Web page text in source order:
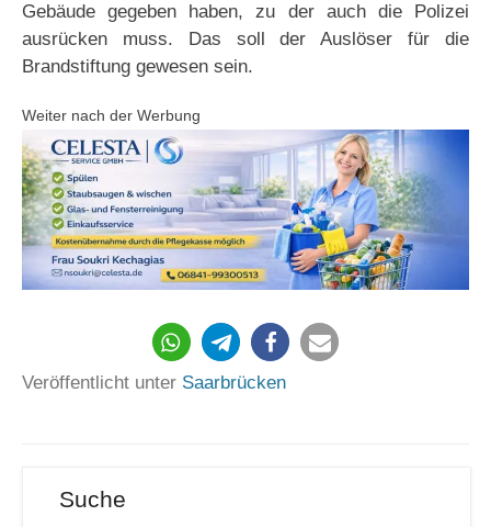
Gebäude gegeben haben, zu der auch die Polizei
ausrücken muss. Das soll der Auslöser für die
Brandstiftung gewesen sein.
Weiter nach der Werbung
204
Veröffentlicht unter Saarbrücken
Suche